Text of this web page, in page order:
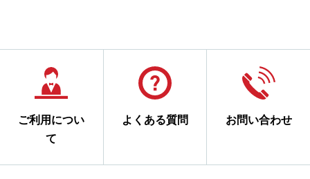
ご利用につい
て
よくある質問 お問い合わせ